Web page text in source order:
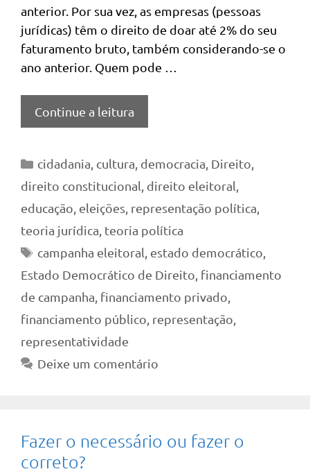
anterior. Por sua vez, as empresas (pessoas
jurídicas) têm o direito de doar até 2% do seu
faturamento bruto, também considerando-se o
ano anterior. Quem pode …
Continue a leitura
Categorias
cidadania cultura democracia Direito
direito constitucional direito eleitoral
educação eleições representação política
teoria jurídica teoria política
Tags
campanha eleitoral estado democrático
Estado Democrático de Direito financiamento
de campanha financiamento privado
financiamento público representação
representatividade
Deixe um comentário
Fazer o necessário ou fazer o
correto?